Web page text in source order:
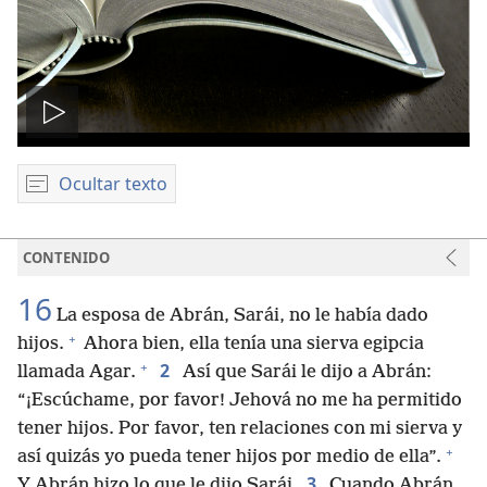
Reproducir
video
Ocultar texto
CONTENIDO
16 La esposa de Abrán, Sarái, no le había dado
hijos. + Ahora bien, ella tenía una sierva egipcia
llamada Agar. + 2
Así que Sarái le dijo a Abrán:
“¡Escúchame, por favor! Jehová no me ha permitido
tener hijos. Por favor, ten relaciones con mi sierva y
así quizás yo pueda tener hijos por medio de ella”. +